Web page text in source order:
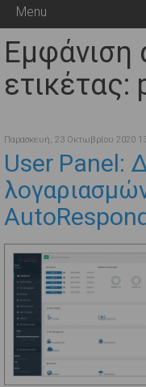
Menu
Εμφάνιση
ετικέτας:
Παρασκευή, 23 Οκτωβρίου 2020
User Panel: